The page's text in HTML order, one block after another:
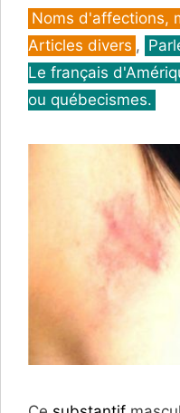
Catégories
Noms d'affections,
Articles divers ,
Le français
ou québecismes.